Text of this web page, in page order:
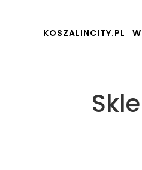
KOSZALINCITY.PL